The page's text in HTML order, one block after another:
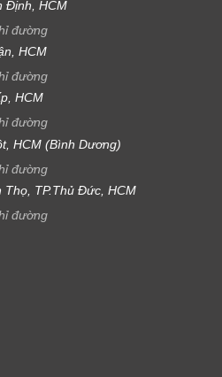
Định, HCM
đường
HCM
đường
HCM
đường
HCM (Bình Dương)
đường
Thọ, TP.Thủ Đức, HCM
đường